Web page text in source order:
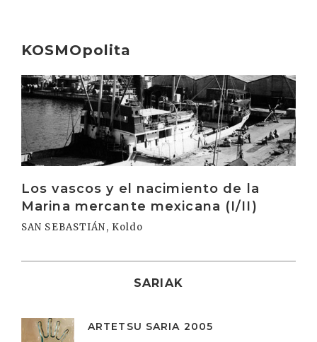
KOSMOpolita
Los vascos y el nacimiento de la
Marina mercante mexicana (I/II)
SAN SEBASTIÁN, Koldo
Irakurri
SARIAK
ARTETSU SARIA 2005